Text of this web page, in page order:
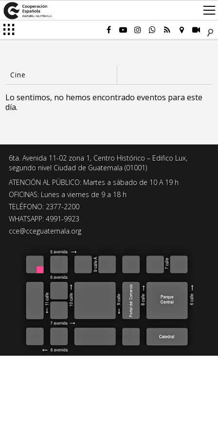
Lo sentimos, no hemos encontrado eventos para este
día.
6ta. Avenida 11-02 zona 1, Centro Histórico – Edifico Lux,
segundo nivel Ciudad de Guatemala (01001)
ATENCIÓN AL PÚBLICO: Martes a sábado de 10 A 19 h
OFICINAS: Lunes a viernes de 9 a 18 h
TELÉFONO: 2377-2200
WHATSAPP: 4991-9923
cce@cceguatemala.org